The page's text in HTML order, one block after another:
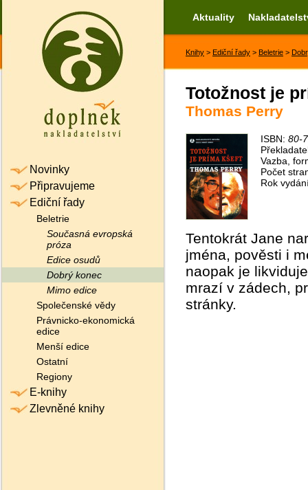
Novinky
Připravujeme
Ediční řady
Beletrie
Současná evropská
próza
Edice osudů
Dobrý konec
Mimo edice
Společenské vědy
Právnicko-ekonomická
edice
Menší edice
Ostatní
Regiony
E-knihy
Zlevněné knihy
Aktuality
Knihy > Ediční řady > Beletrie >
Totožnost je
Thomas Perry
ISBN: 80-
Vazba,
Počet
Rok
Tentokrát Jane
jména, pověsti i
naopak je
mrazí v zádech,
stránky.